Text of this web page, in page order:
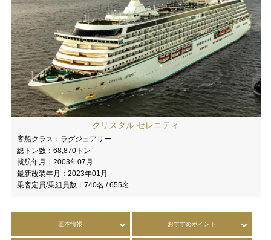
クリスタル セレニティ
客船クラス： ラグジュアリー
総トン数： 68,870トン
就航年月： 2003年07月
最新改装年月： 2023年01月
乗客定員/乗組員数： 740名 / 655名
基本情報 おすすめポイント